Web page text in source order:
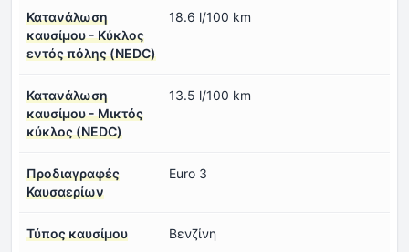
Κατανάλωση
καυσίμου - Κύκλος
εντός πόλης (NEDC)
18.6 l/100 km
Κατανάλωση
καυσίμου - Μικτός
κύκλος (NEDC)
13.5 l/100 km
Προδιαγραφές
Καυσαερίων
Euro 3
Τύπος καυσίμου Βενζίνη